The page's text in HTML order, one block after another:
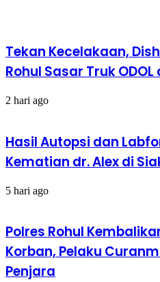
Tekan Kecelakaan,
Rohul Sasar Truk
2 hari ago
Hasil Autopsi dan
Kematian dr. Alex di
5 hari ago
Polres Rohul
Korban, Pelaku
Penjara